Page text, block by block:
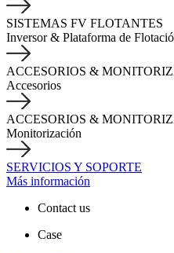
SISTEMAS FV FLOTANTES
Inversor & Plataforma de
ACCESORIOS &
Accesorios
ACCESORIOS &
Monitorización
SERVICIOS Y SOPORTE
Más información
Contact us
Case